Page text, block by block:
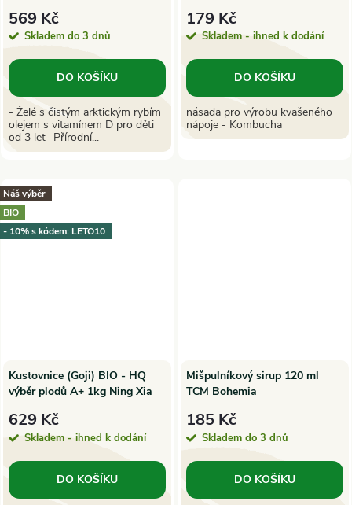
569 Kč
Skladem do 3 dnů
DO KOŠÍKU
- Želé s čistým arktickým rybím
olejem s vitamínem D pro děti
od 3 let- Přírodní...
179 Kč
Skladem - ihned k dodání
DO KOŠÍKU
násada pro výrobu kvašeného
nápoje - Kombucha
Náš výběr
BIO
- 10% s kódem: LETO10
Kustovnice (Goji) BIO - HQ
výběr plodů A+ 1kg Ning Xia
629 Kč
Skladem - ihned k dodání
DO KOŠÍKU
Mišpulníkový sirup 120 ml
TCM Bohemia
185 Kč
Skladem do 3 dnů
DO KOŠÍKU